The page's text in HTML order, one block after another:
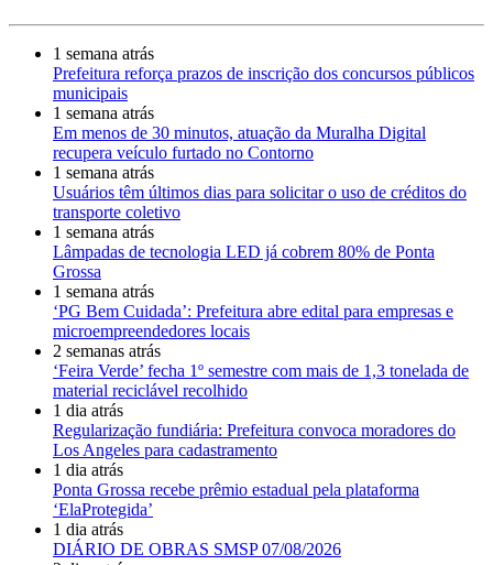
1 semana atrás
Prefeitura reforça prazos de inscrição dos concursos públicos
municipais
1 semana atrás
Em menos de 30 minutos, atuação da Muralha Digital
recupera veículo furtado no Contorno
1 semana atrás
Usuários têm últimos dias para solicitar o uso de créditos do
transporte coletivo
1 semana atrás
Lâmpadas de tecnologia LED já cobrem 80% de Ponta
Grossa
1 semana atrás
‘PG Bem Cuidada’: Prefeitura abre edital para empresas e
microempreendedores locais
2 semanas atrás
‘Feira Verde’ fecha 1º semestre com mais de 1,3 tonelada de
material reciclável recolhido
1 dia atrás
Regularização fundiária: Prefeitura convoca moradores do
Los Angeles para cadastramento
1 dia atrás
Ponta Grossa recebe prêmio estadual pela plataforma
‘ElaProtegida’
1 dia atrás
DIÁRIO DE OBRAS SMSP 07/08/2026